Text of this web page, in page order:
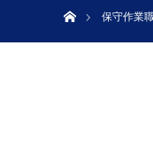
保守作業